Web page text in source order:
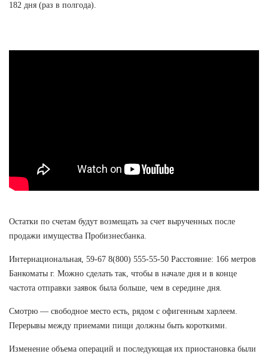
182 дня (раз в полгода).
Остатки по счетам будут возмещать за счет вырученных после
продажи имущества Пробизнесбанка.
Интернациональная, 59-67 8(800) 555-55-50 Расстояние: 166 метров
Банкоматы г. Можно сделать так, чтобы в начале дня и в конце
частота отправки заявок была больше, чем в середине дня.
Смотрю — свободное место есть, рядом с офигенным харлеем.
Перерывы между приемами пищи должны быть короткими.
Изменение объема операций и последующая их приостановка были